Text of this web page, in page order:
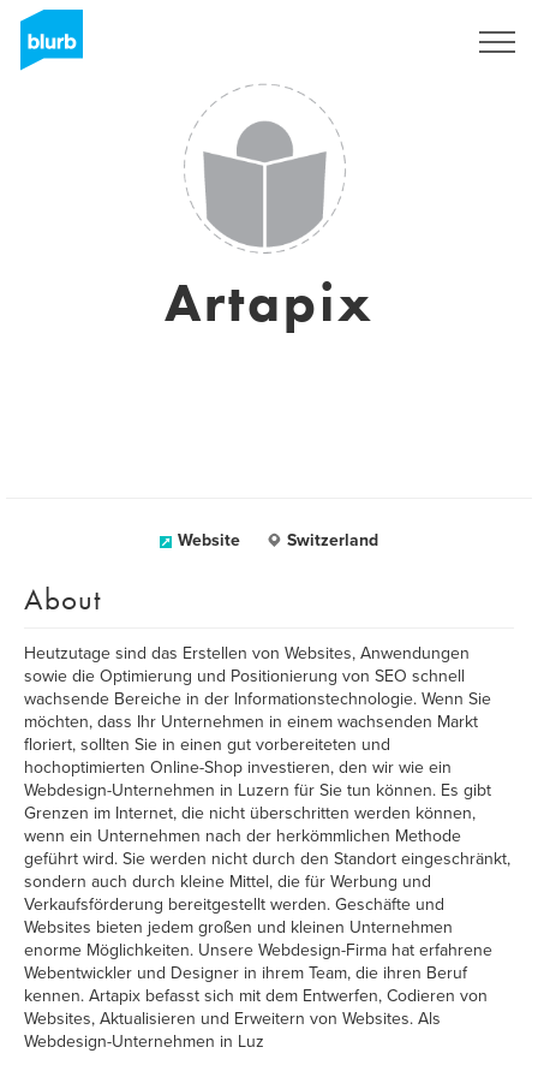
Artapix
Website Switzerland
About
Heutzutage sind das Erstellen von Websites, Anwendungen
sowie die Optimierung und Positionierung von SEO schnell
wachsende Bereiche in der Informationstechnologie. Wenn Sie
möchten, dass Ihr Unternehmen in einem wachsenden Markt
floriert, sollten Sie in einen gut vorbereiteten und
hochoptimierten Online-Shop investieren, den wir wie ein
Webdesign-Unternehmen in Luzern für Sie tun können. Es gibt
Grenzen im Internet, die nicht überschritten werden können,
wenn ein Unternehmen nach der herkömmlichen Methode
geführt wird. Sie werden nicht durch den Standort eingeschränkt,
sondern auch durch kleine Mittel, die für Werbung und
Verkaufsförderung bereitgestellt werden. Geschäfte und
Websites bieten jedem großen und kleinen Unternehmen
enorme Möglichkeiten. Unsere Webdesign-Firma hat erfahrene
Webentwickler und Designer in ihrem Team, die ihren Beruf
kennen. Artapix befasst sich mit dem Entwerfen, Codieren von
Websites, Aktualisieren und Erweitern von Websites. Als
Webdesign-Unternehmen in Luz